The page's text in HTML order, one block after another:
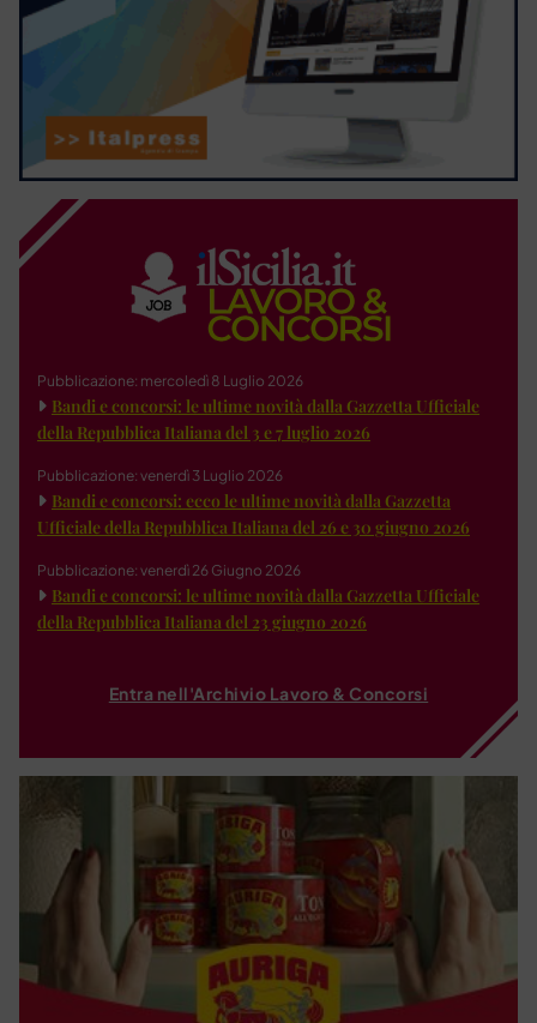
Pubblicazione: mercoledì 8 Luglio 2026
Bandi e concorsi: le ultime novità dalla Gazzetta Ufficiale
della Repubblica Italiana del 3 e 7 luglio 2026
Pubblicazione: venerdì 3 Luglio 2026
Bandi e concorsi: ecco le ultime novità dalla Gazzetta
Ufficiale della Repubblica Italiana del 26 e 30 giugno 2026
Pubblicazione: venerdì 26 Giugno 2026
Bandi e concorsi: le ultime novità dalla Gazzetta Ufficiale
della Repubblica Italiana del 23 giugno 2026
Entra nell'Archivio Lavoro & Concorsi